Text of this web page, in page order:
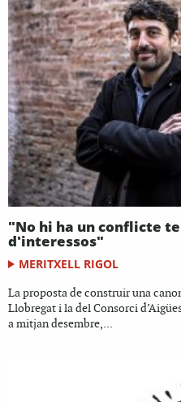
"No hi ha un conflicte
d'interessos"
MERITXELL RIGOL
La proposta de construir una
Llobregat i la del Consorci
a mitjan desembre,...